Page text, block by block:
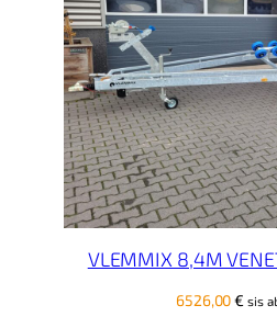
VLEMMIX 8,4M
6526,00€ sis